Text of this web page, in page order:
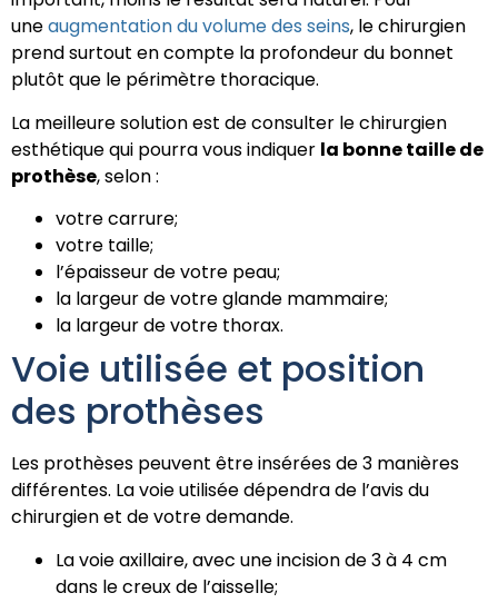
uneaugmentation du volume des seins, le chirurgien
prend surtout en compte la profondeur du bonnet
plutôt que le périmètre thoracique.
La meilleure solution est de consulter le chirurgien
esthétique qui pourra vous indiquer la bonne taille de
prothèse, selon :
votre carrure;
votre taille;
l’épaisseur de votre peau;
la largeur de votre glande mammaire;
la largeur de votre thorax.
Voie utilisée et position
des prothèses
Les prothèses peuvent être insérées de 3 manières
différentes. La voie utilisée dépendra de l’avis du
chirurgien et de votre demande.
La voie axillaire, avec une incision de 3 à 4 cm
dans le creux de l’aisselle;